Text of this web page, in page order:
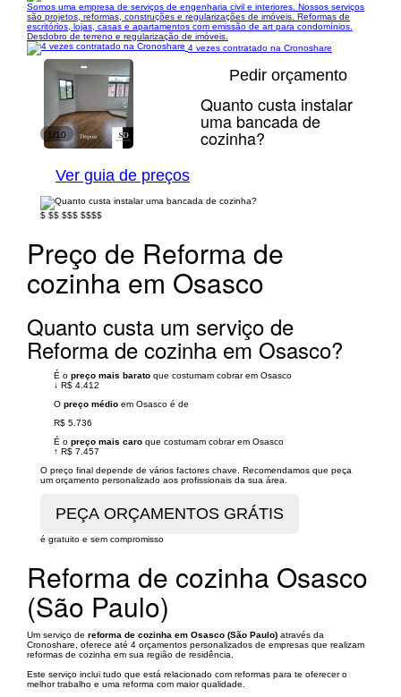
Somos uma empresa de serviços de engenharia civil e interiores. Nossos serviços
são projetos, reformas, construções e regularizações de imóveis. Reformas de
escritórios, lojas, casas e apartamentos com emissão de art para condomínios.
Desdobro de terreno e regularização de imóveis.
4 vezes contratado na Cronoshare
1/10
Pedir orçamento
Quanto custa instalar
uma bancada de
cozinha?
Ver guia de preços
$ $$ $$$ $$$$
Preço de Reforma de
cozinha em Osasco
Quanto custa um serviço de
Reforma de cozinha em Osasco?
É o preço mais barato que costumam cobrar em Osasco
↓ R$ 4.412
O preço médio em Osasco é de
R$ 5.736
É o preço mais caro que costumam cobrar em Osasco
↑ R$ 7.457
O preço final depende de vários factores chave. Recomendamos que peça
um orçamento personalizado aos profissionais da sua área.
é gratuito e sem compromisso
Reforma de cozinha Osasco
(São Paulo)
Um serviço de reforma de cozinha em Osasco (São Paulo) através da
Cronoshare, oferece até 4 orçamentos personalizados de empresas que realizam
reformas de cozinha em sua região de residência.
Este serviço inclui tudo que está relacionado com reformas para te oferecer o
melhor trabalho e uma reforma com maior qualidade.